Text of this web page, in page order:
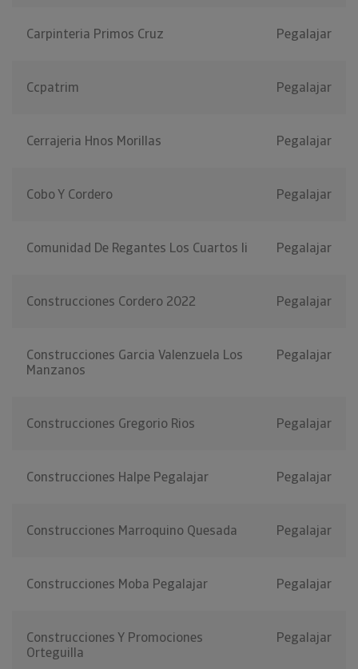
Carpinteria Primos Cruz Pegalajar
Ccpatrim Pegalajar
Cerrajeria Hnos Morillas Pegalajar
Cobo Y Cordero Pegalajar
Comunidad De Regantes Los Cuartos Ii Pegalajar
Construcciones Cordero 2022 Pegalajar
Construcciones Garcia Valenzuela Los
Manzanos
Pegalajar
Construcciones Gregorio Rios Pegalajar
Construcciones Halpe Pegalajar Pegalajar
Construcciones Marroquino Quesada Pegalajar
Construcciones Moba Pegalajar Pegalajar
Construcciones Y Promociones
Orteguilla
Pegalajar